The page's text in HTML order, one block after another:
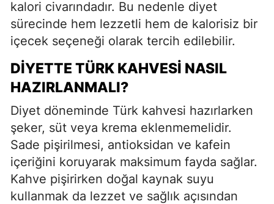
kalori civarındadır. Bu nedenle diyet
sürecinde hem lezzetli hem de kalorisiz bir
içecek seçeneği olarak tercih edilebilir.
DIYETTE TÜRK KAHVESI NASIL
HAZIRLANMALI?
Diyet döneminde Türk kahvesi hazırlarken
şeker, süt veya krema eklenmemelidir.
Sade pişirilmesi, antioksidan ve kafein
içeriğini koruyarak maksimum fayda sağlar.
Kahve pişirirken doğal kaynak suyu
kullanmak da lezzet ve sağlık açısından